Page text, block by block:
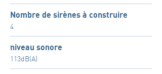
Nombre de sirènes à construire
4
niveau sonore
113dB(A)